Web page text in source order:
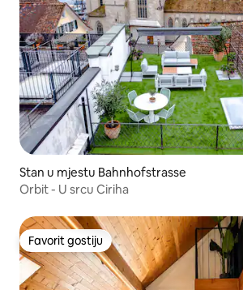
Stan u mjestu Bahnhofstrasse
Orbit - U srcu Ciriha
Favorit gostiju
Favorit gostiju